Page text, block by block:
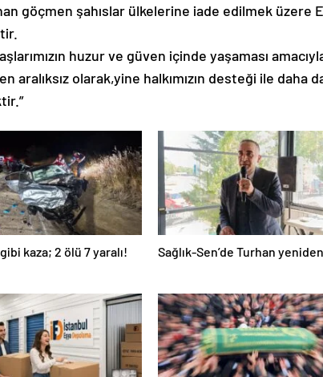
göçmen şahıslar ülkelerine iade edilmek üzere
huzur ve güven içinde yaşaması
aralıksız olarak,yine halkımızın desteği ile daha
kaza; 2 ölü 7 yaralı! Sağlık-Sen’de Turhan yeniden